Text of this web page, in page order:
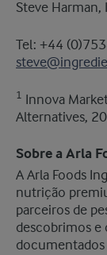
Steve
Tel: +44
1
Innova
Alternatives,
Sobre a Arla
​A Arla Foods
nutrição
parceiros de
descobrimos
documentados